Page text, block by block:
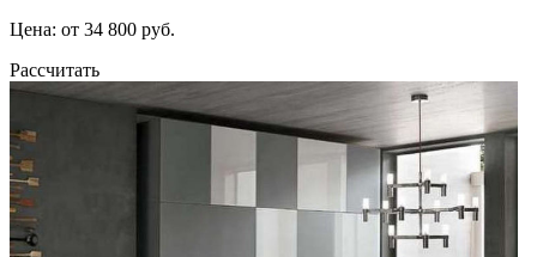
Цена: от 34 800 руб.
Рассчитать